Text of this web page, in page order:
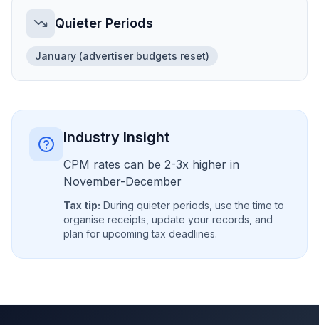
Quieter Periods
January (advertiser budgets reset)
Industry Insight
CPM rates can be 2-3x higher in
November-December
Tax tip: During quieter periods, use the time to
organise receipts, update your records, and
plan for upcoming tax deadlines.